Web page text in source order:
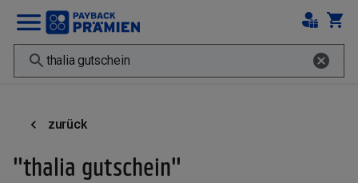
zurück
"thalia gutschein"